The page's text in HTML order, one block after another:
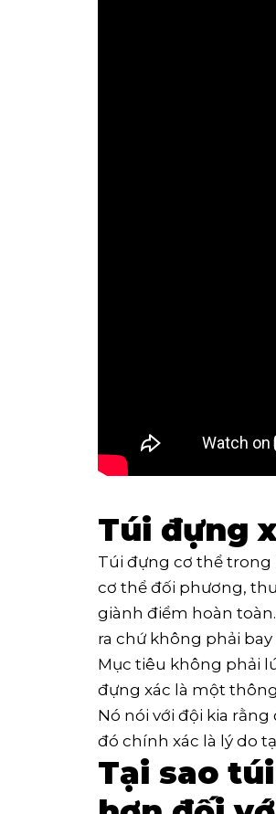
Túi đựng
Túi đựng cơ thể
cơ thể đối phương,
giành điểm hoàn
ra chứ không phải
Mục tiêu không phải
đựng xác là một
Nó nói với đội kia
đó chính xác là lý do
Tại sao